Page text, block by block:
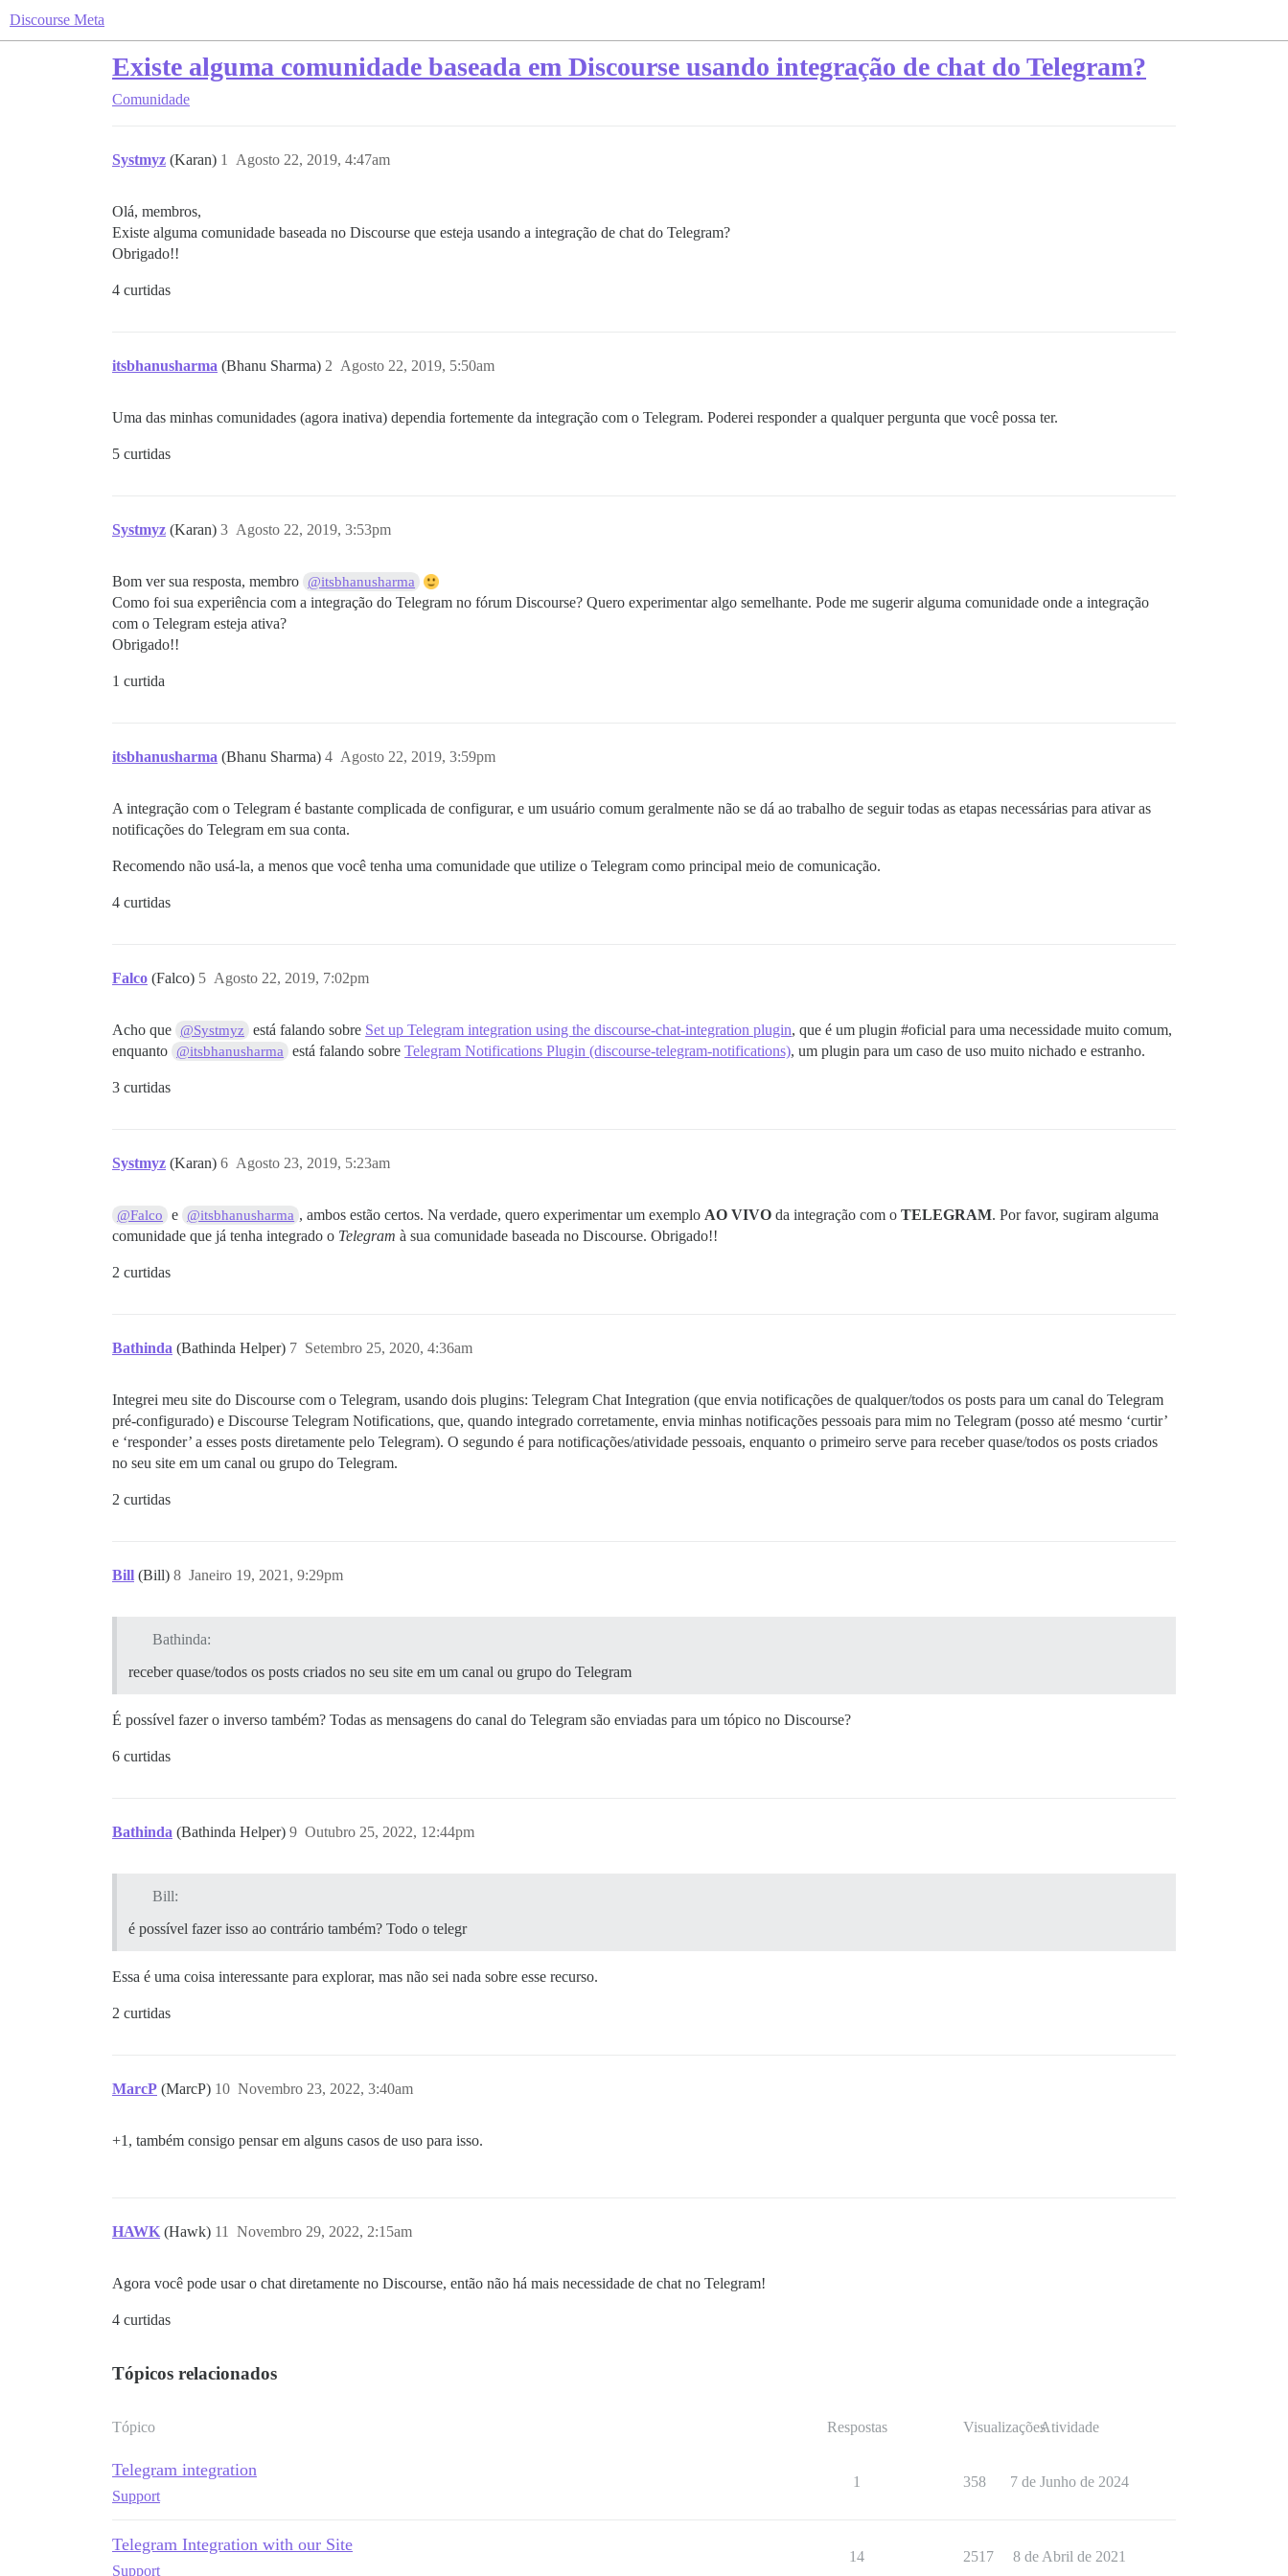
Discourse Meta
Existe alguma comunidade baseada em Discourse usando integração de chat do Telegram?
Comunidade
Systmyz (Karan) Agosto 22, 2019, 4:47am
1
Olá, membros,
Existe alguma comunidade baseada no Discourse que esteja usando a integração de chat do Telegram?
Obrigado!!
4 curtidas
itsbhanusharma (Bhanu Sharma) Agosto 22, 2019, 5:50am
2
Uma das minhas comunidades (agora inativa) dependia fortemente da integração com o Telegram. Poderei responder a qualquer pergunta que você possa ter.
5 curtidas
Systmyz (Karan) Agosto 22, 2019, 3:53pm
3
Bom ver sua resposta, membro @itsbhanusharma
Como foi sua experiência com a integração do Telegram no fórum Discourse? Quero experimentar algo semelhante. Pode me sugerir alguma comunidade onde a integração
com o Telegram esteja ativa?
Obrigado!!
1 curtida
itsbhanusharma (Bhanu Sharma) Agosto 22, 2019, 3:59pm
4
A integração com o Telegram é bastante complicada de configurar, e um usuário comum geralmente não se dá ao trabalho de seguir todas as etapas necessárias para ativar as
notificações do Telegram em sua conta.
Recomendo não usá-la, a menos que você tenha uma comunidade que utilize o Telegram como principal meio de comunicação.
4 curtidas
Falco (Falco) Agosto 22, 2019, 7:02pm
5
Acho que @Systmyz está falando sobre Set up Telegram integration using the discourse-chat-integration plugin, que é um plugin#oficial para uma necessidade muito comum,
enquanto @itsbhanusharma está falando sobreTelegram Notifications Plugin (discourse-telegram-notifications), um plugin para um caso de uso muito nichado e estranho.
3 curtidas
Systmyz (Karan) Agosto 23, 2019, 5:23am
6
@Falco e @itsbhanusharma , ambos estão certos. Na verdade, quero experimentar um exemplo AO VIVO da integração com oTELEGRAM. Por favor, sugiram alguma
comunidade que já tenha integrado o Telegram à sua comunidade baseada no Discourse. Obrigado!!
2 curtidas
Bathinda (Bathinda Helper) Setembro 25, 2020, 4:36am
7
Integrei meu site do Discourse com o Telegram, usando dois plugins: Telegram Chat Integration (que envia notificações de qualquer/todos os posts para um canal do Telegram
pré-configurado) e Discourse Telegram Notifications, que, quando integrado corretamente, envia minhas notificações pessoais para mim no Telegram (posso até mesmo ‘curtir’
e ‘responder’ a esses posts diretamente pelo Telegram). O segundo é para notificações/atividade pessoais, enquanto o primeiro serve para receber quase/todos os posts criados
no seu site em um canal ou grupo do Telegram.
2 curtidas
Bill (Bill) Janeiro 19, 2021, 9:29pm
8
Bathinda:
receber quase/todos os posts criados no seu site em um canal ou grupo do Telegram
É possível fazer o inverso também? Todas as mensagens do canal do Telegram são enviadas para um tópico no Discourse?
6 curtidas
Bathinda (Bathinda Helper) Outubro 25, 2022, 12:44pm
9
Bill:
é possível fazer isso ao contrário também? Todo o telegr
Essa é uma coisa interessante para explorar, mas não sei nada sobre esse recurso.
2 curtidas
MarcP (MarcP) Novembro 23, 2022, 3:40am
10
+1, também consigo pensar em alguns casos de uso para isso.
HAWK (Hawk) Novembro 29, 2022, 2:15am
11
Agora você pode usar o chat diretamente no Discourse, então não há mais necessidade de chat no Telegram!
4 curtidas
Tópicos relacionados
Tópico Respostas VisualizaçõesAtividade
Telegram integration
Support
1 358 7 de Junho de 2024
Telegram Integration with our Site
Support
14 2517 8 de Abril de 2021